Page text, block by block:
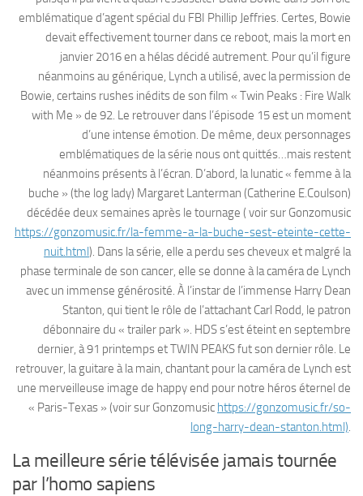
emblématique d’agent spécial du FBI Phillip Jeffries. Certes, Bowie
devait effectivement tourner dans ce reboot, mais la mort en
janvier 2016 en a hélas décidé autrement. Pour qu’il figure
néanmoins au générique, Lynch a utilisé, avec la permission de
Bowie, certains rushes inédits de son film « Twin Peaks : Fire Walk
with Me » de 92. Le retrouver dans l’épisode 15 est un moment
d’une intense émotion. De même, deux personnages
emblématiques de la série nous ont quittés…mais restent
néanmoins présents à l’écran. D’abord, la lunatic « femme à la
buche » (the log lady) Margaret Lanterman (Catherine E.Coulson)
décédée deux semaines après le tournage ( voir sur Gonzomusic
https://gonzomusic.fr/la-femme-a-la-buche-sest-eteinte-cette-
nuit.html). Dans la série, elle a perdu ses cheveux et malgré la
phase terminale de son cancer, elle se donne à la caméra de Lynch
avec un immense générosité. À l’instar de l’immense Harry Dean
Stanton, qui tient le rôle de l’attachant Carl Rodd, le patron
débonnaire du « trailer park ». HDS s’est éteint en septembre
dernier, à 91 printemps et TWIN PEAKS fut son dernier rôle. Le
retrouver, la guitare à la main, chantant pour la caméra de Lynch est
une merveilleuse image de happy end pour notre héros éternel de
« Paris-Texas » (voir sur Gonzomusic https://gonzomusic.fr/so-
long-harry-dean-stanton.html).
La meilleure série télévisée jamais tournée
par l’homo sapiens